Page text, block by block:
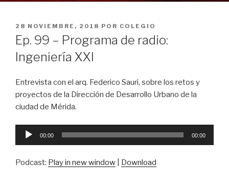
PUBLICADO
EN
28 NOVIEMBRE, 2018 POR COLEGIO
Ep. 99 – Programa de radio:
Ingeniería XXI
Entrevista con el arq. Federico Sauri, sobre los retos y
proyectos de la Dirección de Desarrollo Urbano de la
ciudad de Mérida.
Reproductor
00:00 00:00
Podcast: Play in new window Download